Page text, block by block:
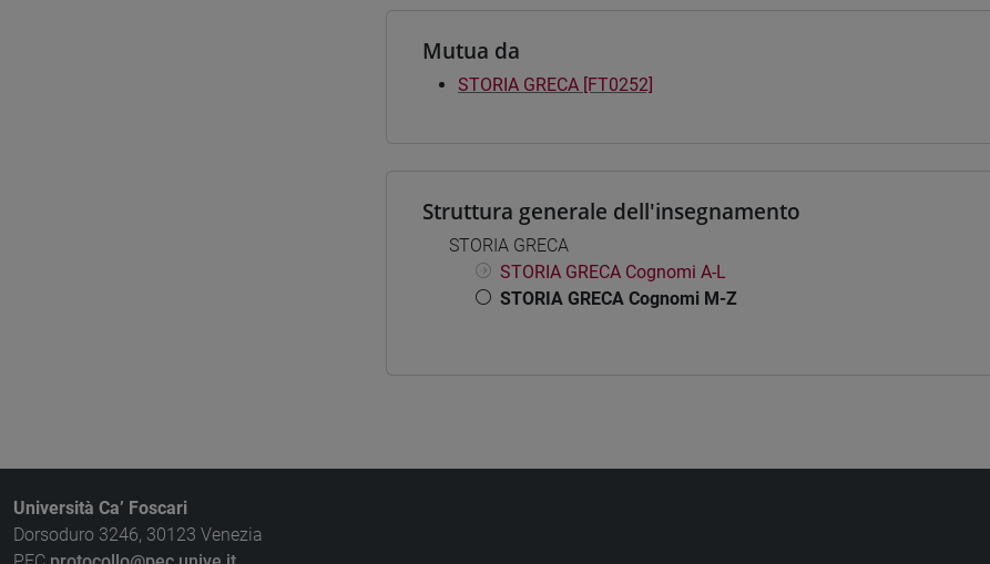
Mutua da
STORIA GRECA [FT0252]
Struttura generale dell'insegnamento
STORIA GRECA
STORIA GRECA Cognomi A-L
STORIA GRECA Cognomi M-Z
Università Ca’ Foscari
Dorsoduro 3246, 30123 Venezia